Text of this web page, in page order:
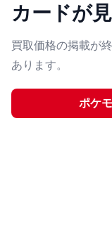
カードが
買取価格の掲載が
あります。
ポケ